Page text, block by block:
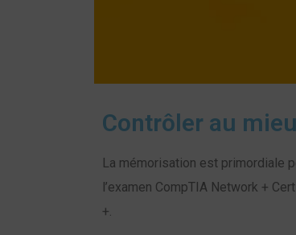
Contrôler au
La mémorisation est primordiale
l’examen CompTIA Network +
+.